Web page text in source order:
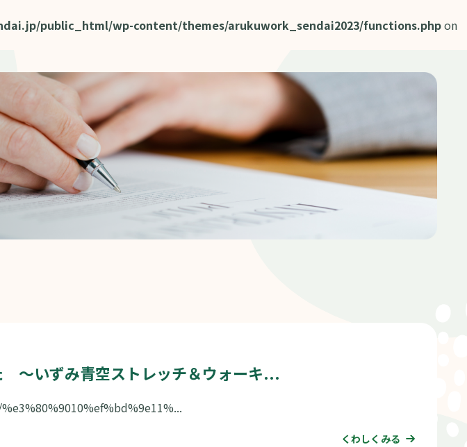
public_html/wp-content/themes/arukuwork_sendai2023/functions.phpon
～いずみ青空ストレッチ＆ウォーキ...
くわしくみる